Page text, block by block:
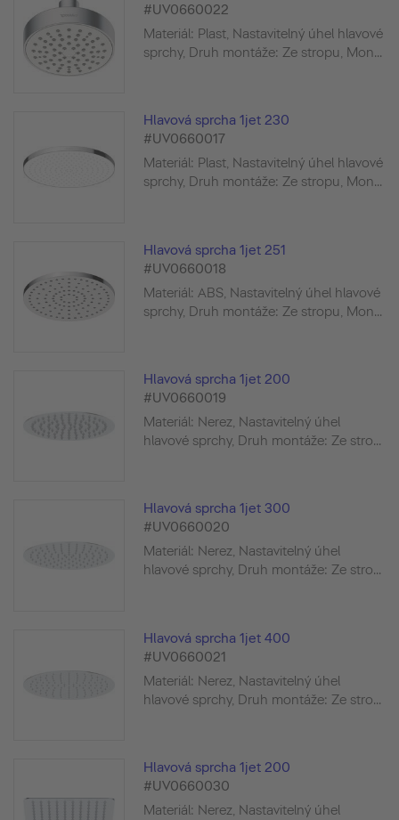
#UV0660022
Materiál: Plast, Nastavitelný úhel hlavové
sprchy, Druh montáže: Ze stropu, Mon...
Hlavová sprcha 1jet 230
#UV0660017
Materiál: Plast, Nastavitelný úhel hlavové
sprchy, Druh montáže: Ze stropu, Mon...
Hlavová sprcha 1jet 251
#UV0660018
Materiál: ABS, Nastavitelný úhel hlavové
sprchy, Druh montáže: Ze stropu, Mon...
Hlavová sprcha 1jet 200
#UV0660019
Materiál: Nerez, Nastavitelný úhel
hlavové sprchy, Druh montáže: Ze stro...
Hlavová sprcha 1jet 300
#UV0660020
Materiál: Nerez, Nastavitelný úhel
hlavové sprchy, Druh montáže: Ze stro...
Hlavová sprcha 1jet 400
#UV0660021
Materiál: Nerez, Nastavitelný úhel
hlavové sprchy, Druh montáže: Ze stro...
Hlavová sprcha 1jet 200
#UV0660030
Materiál: Nerez, Nastavitelný úhel